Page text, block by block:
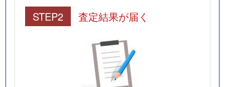
STEP2 査定結果が届く